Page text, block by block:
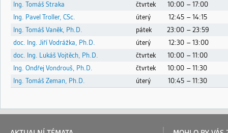
Ing. Tomáš Straka
čtvrtek 10:00 – 17:00
Ing. Pavel Troller, CSc.
úterý 12:45 – 14:15
Ing. Tomáš Vaněk, Ph.D.
pátek 23:00 – 23:59
doc. Ing. Jiří Vodrážka, Ph.D.
úterý 12:30 – 13:00
doc. Ing. Lukáš Vojtěch, Ph.D.
čtvrtek 10:00 – 11:00
Ing. Ondřej Vondrouš, Ph.D.
čtvrtek 10:00 – 11:30
Ing. Tomáš Zeman, Ph.D.
úterý 10:45 – 11:30